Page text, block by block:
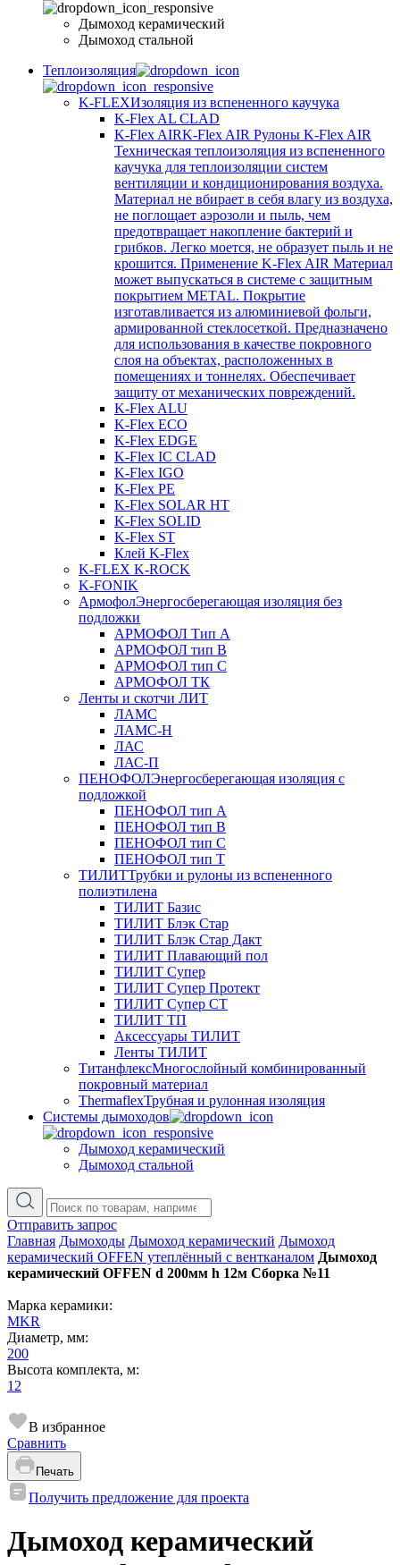
Дымоход керамический
Дымоход стальной
Теплоизоляция
K-FLEXИзоляция из вспененного каучука
K-Flex AL CLAD
K-Flex AIRK-Flex AIR Рулоны K-Flex AIR
Техническая теплоизоляция из вспененного
каучука для теплоизоляции систем
вентиляции и кондиционирования воздуха.
Материал не вбирает в себя влагу из воздуха,
не поглощает аэрозоли и пыль, чем
предотвращает накопление бактерий и
грибков. Легко моется, не образует пыль и не
крошится. Применение K-Flex AIR Материал
может выпускаться в системе c защитным
покрытием METAL. Покрытие
изготавливается из алюминиевой фольги,
армированной стеклосеткой. Предназначено
для использования в качестве покровного
слоя на объектах, расположенных в
помещениях и тоннелях. Обеспечивает
защиту от механических повреждений.
K-Flex ALU
K-Flex ECO
K-Flex EDGE
K-Flex IC CLAD
K-Flex IGO
K-Flex PE
K-Flex SOLAR HT
K-Flex SOLID
K-Flex ST
Клей K-Flex
K-FLEX K-ROCK
K-FONIK
АрмофолЭнергосберегающая изоляция без
подложки
АРМОФОЛ Тип А
АРМОФОЛ тип В
АРМОФОЛ тип C
АРМОФОЛ ТК
Ленты и скотчи ЛИТ
ЛАМС
ЛАМС-Н
ЛАС
ЛАС-П
ПЕНОФОЛЭнергосберегающая изоляция с
подложкой
ПЕНОФОЛ тип А
ПЕНОФОЛ тип B
ПЕНОФОЛ тип C
ПЕНОФОЛ тип T
ТИЛИТТрубки и рулоны из вспененного
полиэтилена
ТИЛИТ Базис
ТИЛИТ Блэк Стар
ТИЛИТ Блэк Стар Дакт
ТИЛИТ Плавающий пол
ТИЛИТ Супер
ТИЛИТ Супер Протект
ТИЛИТ Супер СТ
ТИЛИТ ТП
Аксессуары ТИЛИТ
Ленты ТИЛИТ
ТитанфлексМногослойный комбинированный
покровный материал
ThermaflexТрубная и рулонная изоляция
Cистемы дымоходов
Дымоход керамический
Дымоход стальной
Отправить запрос
Главная Дымоходы Дымоход керамический Дымоход
керамический OFFEN утеплённый с вентканалом Дымоход
керамический OFFEN d 200мм h 12м Сборка №11
Марка керамики:
MKR
Диаметр, мм:
200
Высота комплекта, м:
12
В избранное
Сравнить
Печать
Получить предложение для проекта
Дымоход керамический